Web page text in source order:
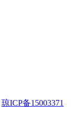
琼ICP备15003371